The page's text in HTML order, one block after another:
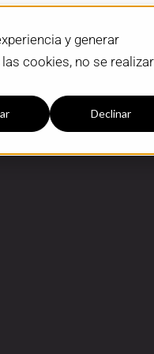
y generar
las cookies, no se
Declinar